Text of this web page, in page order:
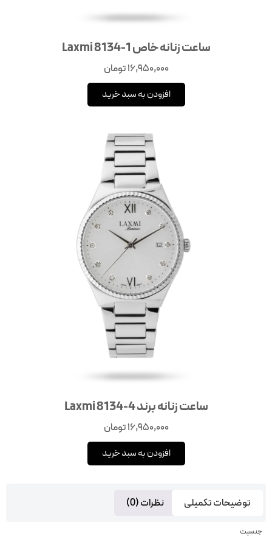
ساعت زنانه خاص Laxmi 8134-1
16,950,000تومان
افزودن به سبد خرید
ساعت زنانه برند Laxmi 8134-4
16,950,000تومان
افزودن به سبد خرید
توضیحات تکمیلی نظرات (0)
جنسیت